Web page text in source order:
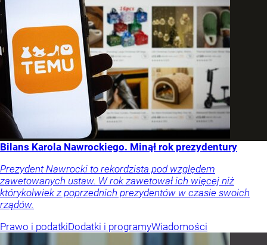
Bilans Karola Nawrockiego. Minął rok prezydentury
Prezydent Nawrocki to rekordzista pod względem
zawetowanych ustaw. W rok zawetował ich więcej niż
którykolwiek z poprzednich prezydentów w czasie swoich
rządów.
Prawo i podatkiDodatki i programyWiadomości